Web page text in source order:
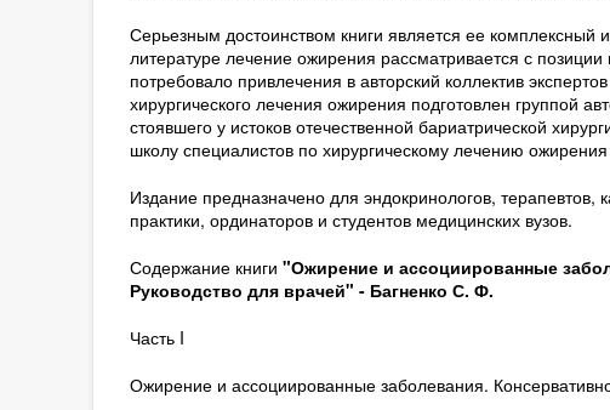
Серьезным достоинством книги является ее комплексный
литературе лечение ожирения рассматривается с позиции
потребовало привлечения в авторский коллектив
хирургического лечения ожирения подготовлен группой
стоявшего у истоков отечественной бариатрической
школу специалистов по хирургическому лечению
Издание предназначено для эндокринологов, терапевтов,
практики, ординаторов и студентов медицинских вузов.
Содержание книги "Ожирение и ассоциированные
Руководство для врачей" - Багненко С. Ф.
Часть I
Ожирение и ассоциированные заболевания.